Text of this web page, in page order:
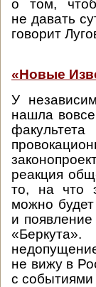
о том,
не давать
говорит
«Новые
У
нашла
реакция
то, на что
можно
и
не вижу в
с событиями